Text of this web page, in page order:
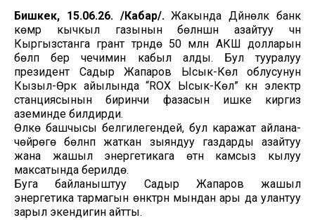
Бишкек, 15.06.26. /Кабар/.Жакында Дүйнөлүк банк
көмүр кычкыл газынын бөлүнүшүн азайтуу үчүн
Кыргызстанга грант түрүндө 50 млн АКШ долларын
бөлүп берүү чечимин кабыл алды. Бул тууралуу
президент Садыр Жапаров Ысык-Көл облусунун
Кызыл-Өрүк айылында “ROX Ысык-Көл” күн электр
станциясынын биринчи фазасын ишке киргизүү
аземинде билдирди.
Өлкө башчысы белгилегендей, бул каражат айлана-
чөйрөгө бөлүнүп жаткан зыяндуу газдарды азайтуу
жана жашыл энергетикага өтүүнү камсыз кылуу
максатында берилүүдө.
Буга байланыштуу Садыр Жапаров жашыл
энергетика тармагын өнүктүрүүнү мындан ары да улантуу
зарыл экендигин айтты.